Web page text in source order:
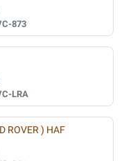
873
LRA
ROVER ) HAF